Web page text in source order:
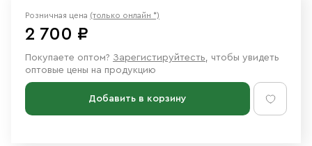
Розничная цена (только онлайн *)
2 700 ₽
Покупаете оптом? Зарегистируйтесть, чтобы увидеть
оптовые цены на продукцию
Добавить в корзину